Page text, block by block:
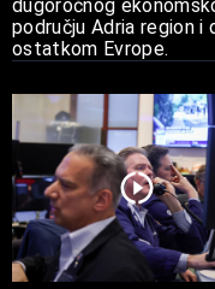
dugoročnog
području Adria region
ostatkom Evrope.